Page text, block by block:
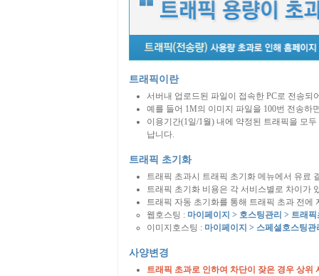
트래픽이란
서버내 업로드된 파일이 접속한 PC로 전송되
예를 들어 1M의 이미지 파일을 100번 전송하
이용기간(1일/1월) 내에 약정된 트래픽을 모
납니다.
트래픽 초기화
트래픽 초과시 트래픽 초기화 메뉴에서 유료
트래픽 초기화 비용은 각 서비스별로 차이가
트래픽 자동 초기화를 통해 트래픽 초과 전
웹호스팅 : 마이페이지 > 호스팅관리 > 트래
이미지호스팅 : 마이페이지 > 스페셜호스팅
사양변경
트래픽 초과로 인하여 차단이 잦은 경우 상위